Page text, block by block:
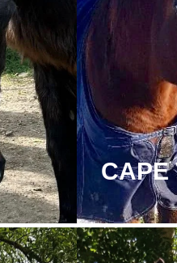
CAPE